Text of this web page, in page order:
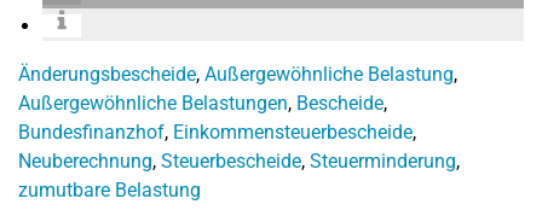
Änderungsbescheide, Außergewöhnliche Belastung,
Außergewöhnliche Belastungen, Bescheide,
Bundesfinanzhof, Einkommensteuerbescheide,
Neuberechnung, Steuerbescheide, Steuerminderung,
zumutbare Belastung